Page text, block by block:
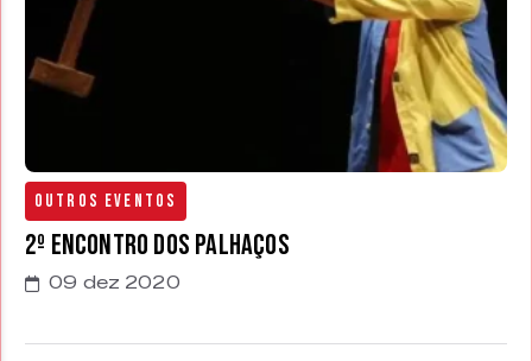
Outros Eventos
2º Encontro dos Palhaços
09 dez 2020